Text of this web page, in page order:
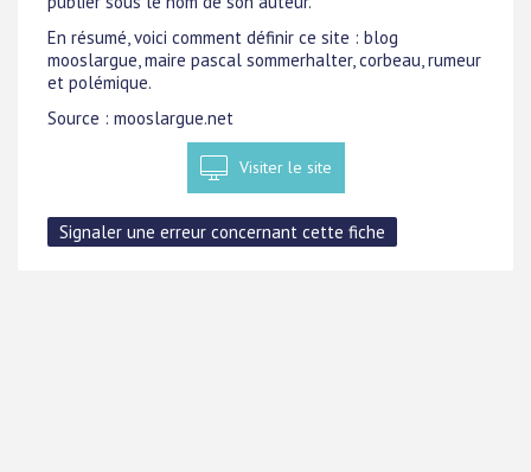
En résumé, voici comment définir ce site : blog
mooslargue, maire pascal sommerhalter, corbeau, rumeur
et polémique.
Source : mooslargue.net
Visiter le site